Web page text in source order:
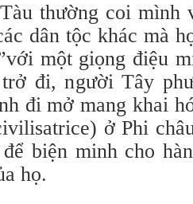
thường coi mình
dân tộc khác mà
một giọng điệu
đi, người Tây
đi mở mang khai
ở Phi
biện minh cho
họ.